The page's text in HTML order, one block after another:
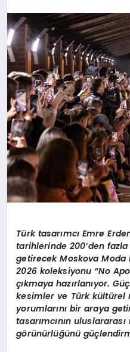
Türk tasarımcı Emre
tarihlerinde 200’den
getirecek Moskova Moda
2026 koleksiyonu “No
çıkmaya hazırlanıyor.
kesimler ve Türk
yorumlarını bir araya
tasarımcının
görünürlüğünü